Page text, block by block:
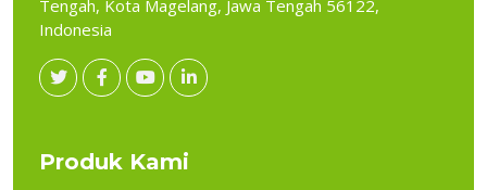
Tengah, Kota Magelang, Jawa Tengah 56122,
Indonesia
Produk Kami